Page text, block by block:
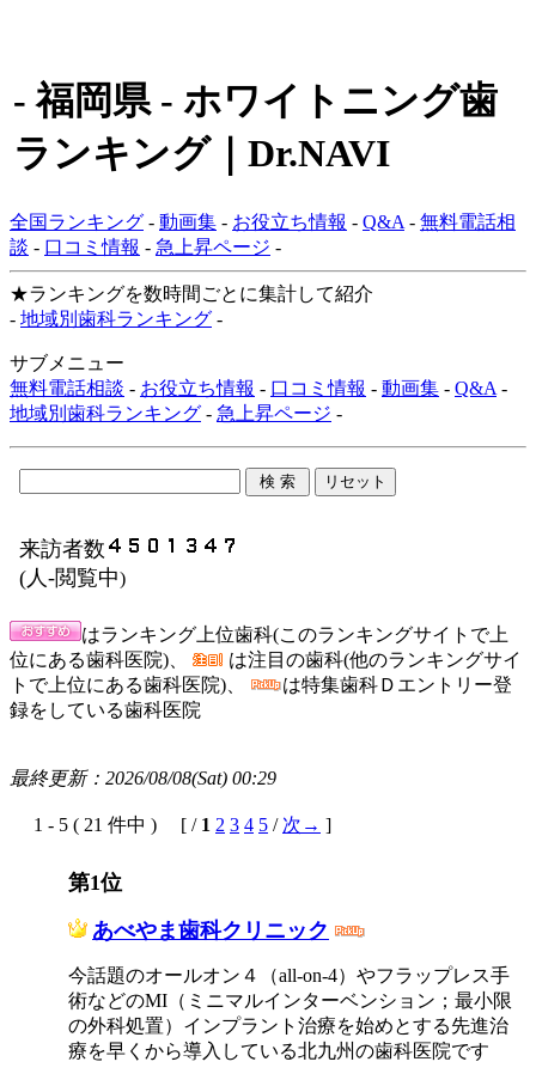
- 福岡県 - ホワイトニング歯
ランキング｜Dr.NAVI
全国ランキング - 動画集 - お役立ち情報 - Q&A - 無料電話相
談 - 口コミ情報 - 急上昇ページ -
★ランキングを数時間ごとに集計して紹介
- 地域別歯科ランキング -
サブメニュー
無料電話相談 - お役立ち情報 - 口コミ情報 - 動画集 - Q&A -
地域別歯科ランキング - 急上昇ページ -
来訪者数
(人-閲覧中)
はランキング上位歯科(このランキングサイトで上
位にある歯科医院)、
は注目の歯科(他のランキングサイ
トで上位にある歯科医院)、
は特集歯科Ｄエントリー登
録をしている歯科医院
最終更新：2026/08/08(Sat) 00:29
1 - 5 ( 21 件中 ) [ / 1 2 3 4 5 / 次→ ]
第1位
あべやま歯科クリニック
今話題のオールオン４（all-on-4）やフラップレス手
術などのMI（ミニマルインターベンション；最小限
の外科処置）インプラント治療を始めとする先進治
療を早くから導入している北九州の歯科医院です